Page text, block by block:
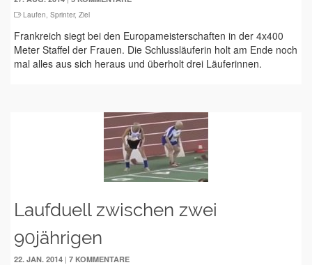
Laufen, Sprinter, Ziel
Frankreich siegt bei den Europameisterschaften in der 4x400
Meter Staffel der Frauen. Die Schlussläuferin holt am Ende noch
mal alles aus sich heraus und überholt drei Läuferinnen.
Laufduell zwischen zwei
90jährigen
22. JAN. 2014 | 7 KOMMENTARE